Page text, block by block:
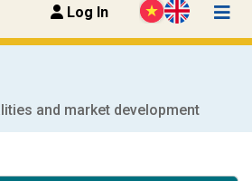
Log In
and market development